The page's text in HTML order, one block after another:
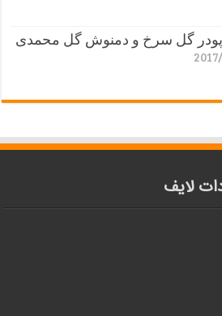
گل سرخ و دمنوش گل محمدی
لایف